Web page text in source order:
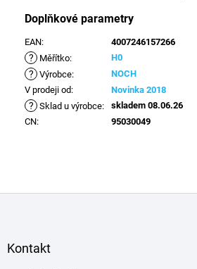
Doplňkové parametry
EAN: 4007246157266
? Měřítko: H0
? Výrobce:
NOCH
V prodeji od: Novinka 2018
? Sklad u výrobce:
skladem 08.06.26
CN: 95030049
Kontakt